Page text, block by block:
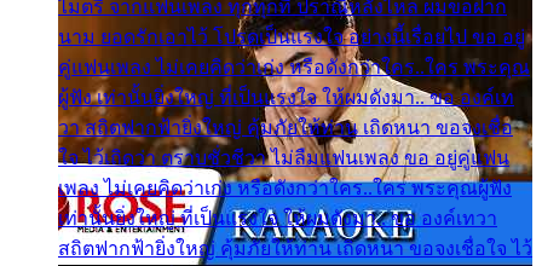
ไมตรี จากแฟนเพลง ทุกทุกที่ ปราณีหลั่งไหล ผมขอฝาก
นาม ยอดรักเอาไว้ โปรดเป็นแรงใจ อย่างนี้เรื่อยไป ขอ อยู่
คู่แฟนเพลง ไม่เคยคิดว่าเก่ง หรือดังกว่าใคร..ใคร พระคุณ
ผู้ฟัง เท่านั้นยิ่งใหญ่ ที่เป็นแรงใจ ให้ผมดังมา.. ขอ องค์เท
วา สถิตฟากฟ้ายิ่งใหญ่ คุ้มภัยให้ท่าน เถิดหนา ขอจงเชื่อ
ใจ ไว้เถิดว่า ตราบชั่วชีวา ไม่ลืมแฟนเพลง ขอ อยู่คู่แฟน
เพลง ไม่เคยคิดว่าเก่ง หรือดังกว่าใคร..ใคร พระคุณผู้ฟัง
เท่านั้นยิ่งใหญ่ ที่เป็นแรงใจ ให้ผมดังมา.. ขอ องค์เทวา
สถิตฟากฟ้ายิ่งใหญ่ คุ้มภัยให้ท่าน เถิดหนา ขอจงเชื่อใจ ไว้